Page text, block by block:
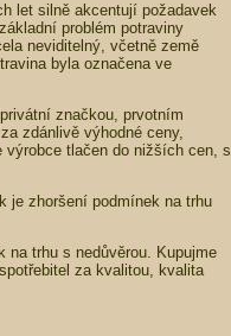
let silně akcentují požadavek
problém potraviny
neviditelný, včetně země
byla označena ve
značkou, prvotním
zdánlivě výhodné ceny,
tlačen do nižších cen, s
je zhoršení podmínek na trhu
na trhu s nedůvěrou. Kupujme
za kvalitou, kvalita